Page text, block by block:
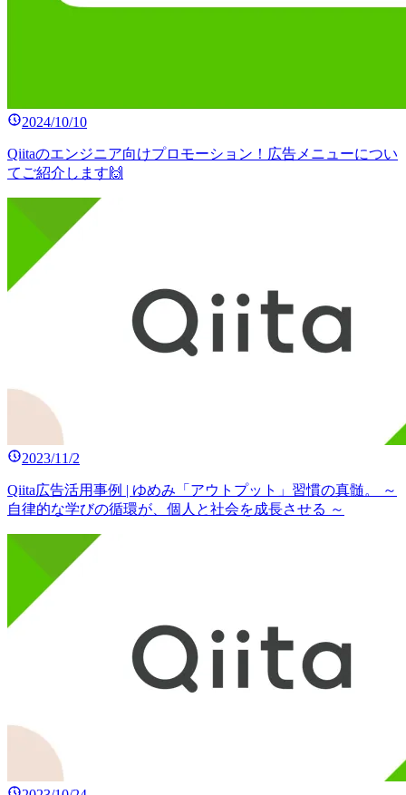
2024/10/10
Qiitaのエンジニア向けプロモーション！広告メニューについ
てご紹介します🙌
2023/11/2
Qiita広告活用事例 | ゆめみ「アウトプット」習慣の真髄。 ～
自律的な学びの循環が、個人と社会を成長させる ～